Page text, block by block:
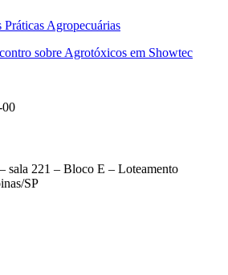
Agropecuárias
sobre Agrotóxicos em Showtec
00
sala 221 – Bloco E – Loteamento
SP